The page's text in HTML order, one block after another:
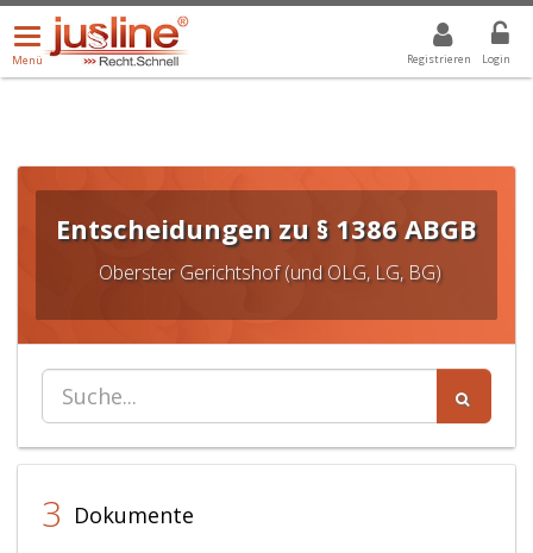
Registrieren Login
Menü
öffnen/schließen
Menü
ALLE DROPDOWN: GEWÄHLTER WERT IST ALLE
Entscheidungen zu § 1386 ABGB
Oberster Gerichtshof (und OLG, LG, BG)
3 Dokumente